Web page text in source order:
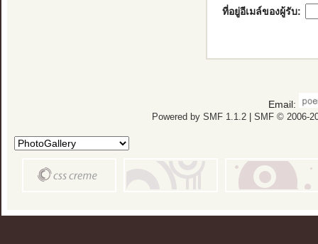
ที่อยู่อีเมล์ของผู้รับ:
Email:
Powered by SMF 1.1.2| SMF © 2006-